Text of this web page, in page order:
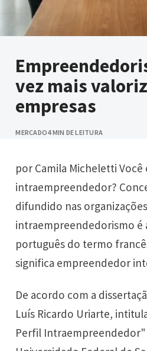
vez mais
empresas
MERCADO4 MIN DE LEITURA
por Camila Micheletti Você
intraempreendedor?
difundido nas
intraempreendedorismo é
português do termo
significa empreendedor
De acordo com a
Luís Ricardo Uriarte,
Perfil Intraempreendedor"